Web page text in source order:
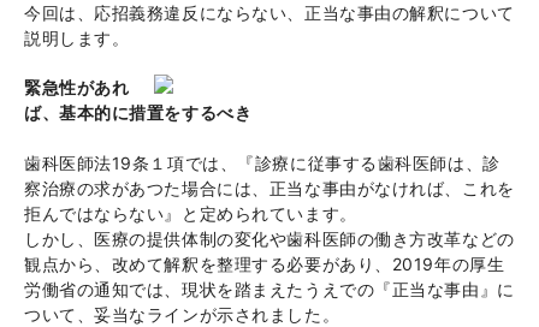
今回は、応招義務違反にならない、正当な事由の解釈について
説明します。
緊急性があれ
ば、基本的に措置をするべき
歯科医師法19条１項では、『診療に従事する歯科医師は、診
察治療の求があつた場合には、正当な事由がなければ、これを
拒んではならない』と定められています。
しかし、医療の提供体制の変化や歯科医師の働き方改革などの
観点から、改めて解釈を整理する必要があり、2019年の厚生
労働省の通知では、現状を踏まえたうえでの『正当な事由』に
ついて、妥当なラインが示されました。